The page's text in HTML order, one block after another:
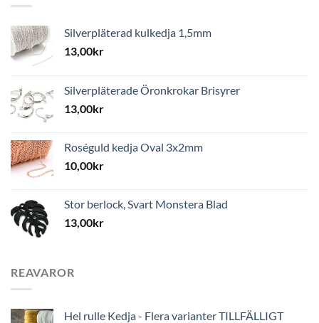
Silverpläterad kulkedja 1,5mm
13,00kr
Silverpläterade Öronkrokar Brisyrer
13,00kr
Roséguld kedja Oval 3x2mm
10,00kr
Stor berlock, Svart Monstera Blad
13,00kr
REAVAROR
Hel rulle Kedja - Flera varianter TILLFÄLLIGT